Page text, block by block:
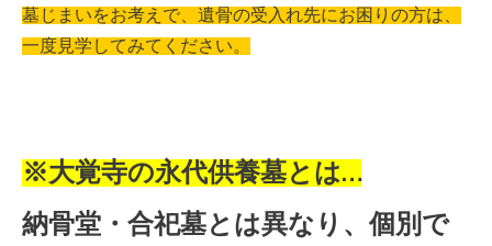
墓じまいをお考えで、遺骨の受入れ先にお困りの方は、
一度見学してみてください。
※大覚寺の永代供養墓とは…
納骨堂・合祀墓とは異なり、個別で